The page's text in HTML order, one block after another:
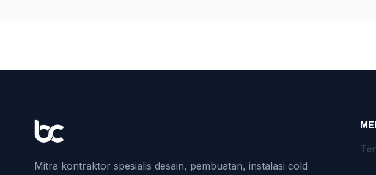
Mitra kontraktor spesialis desain, pembuatan, instalasi cold